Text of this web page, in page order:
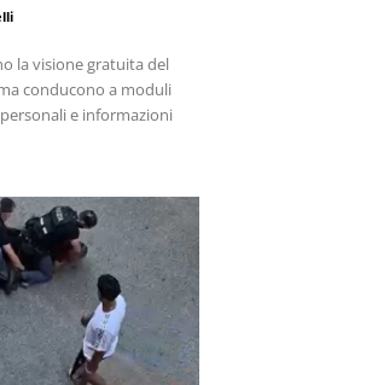
la visione gratuita del
conducono a moduli
e informazioni